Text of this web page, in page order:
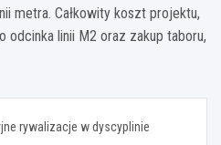
metra. Całkowity koszt projektu,
linii M2 oraz zakup taboru,
rywalizacje w dyscyplinie